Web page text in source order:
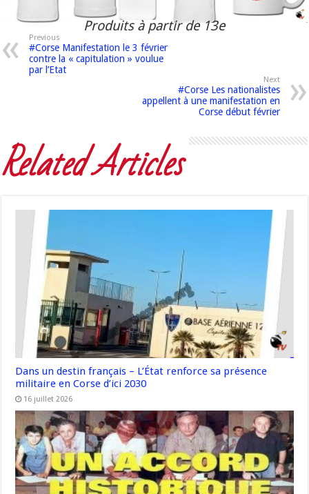
Produits à partir de 13e
Previous
#Corse Manifestation le 3 février
contre la « capitulation » voulue
par l’Etat
Next
#Corse Les nationalistes
appellent à une manifestation en
Corse début février
Related Articles
Dans un destin français – L’État renforce sa présence
militaire en Corse d’ici 2030
16 juillet 2026